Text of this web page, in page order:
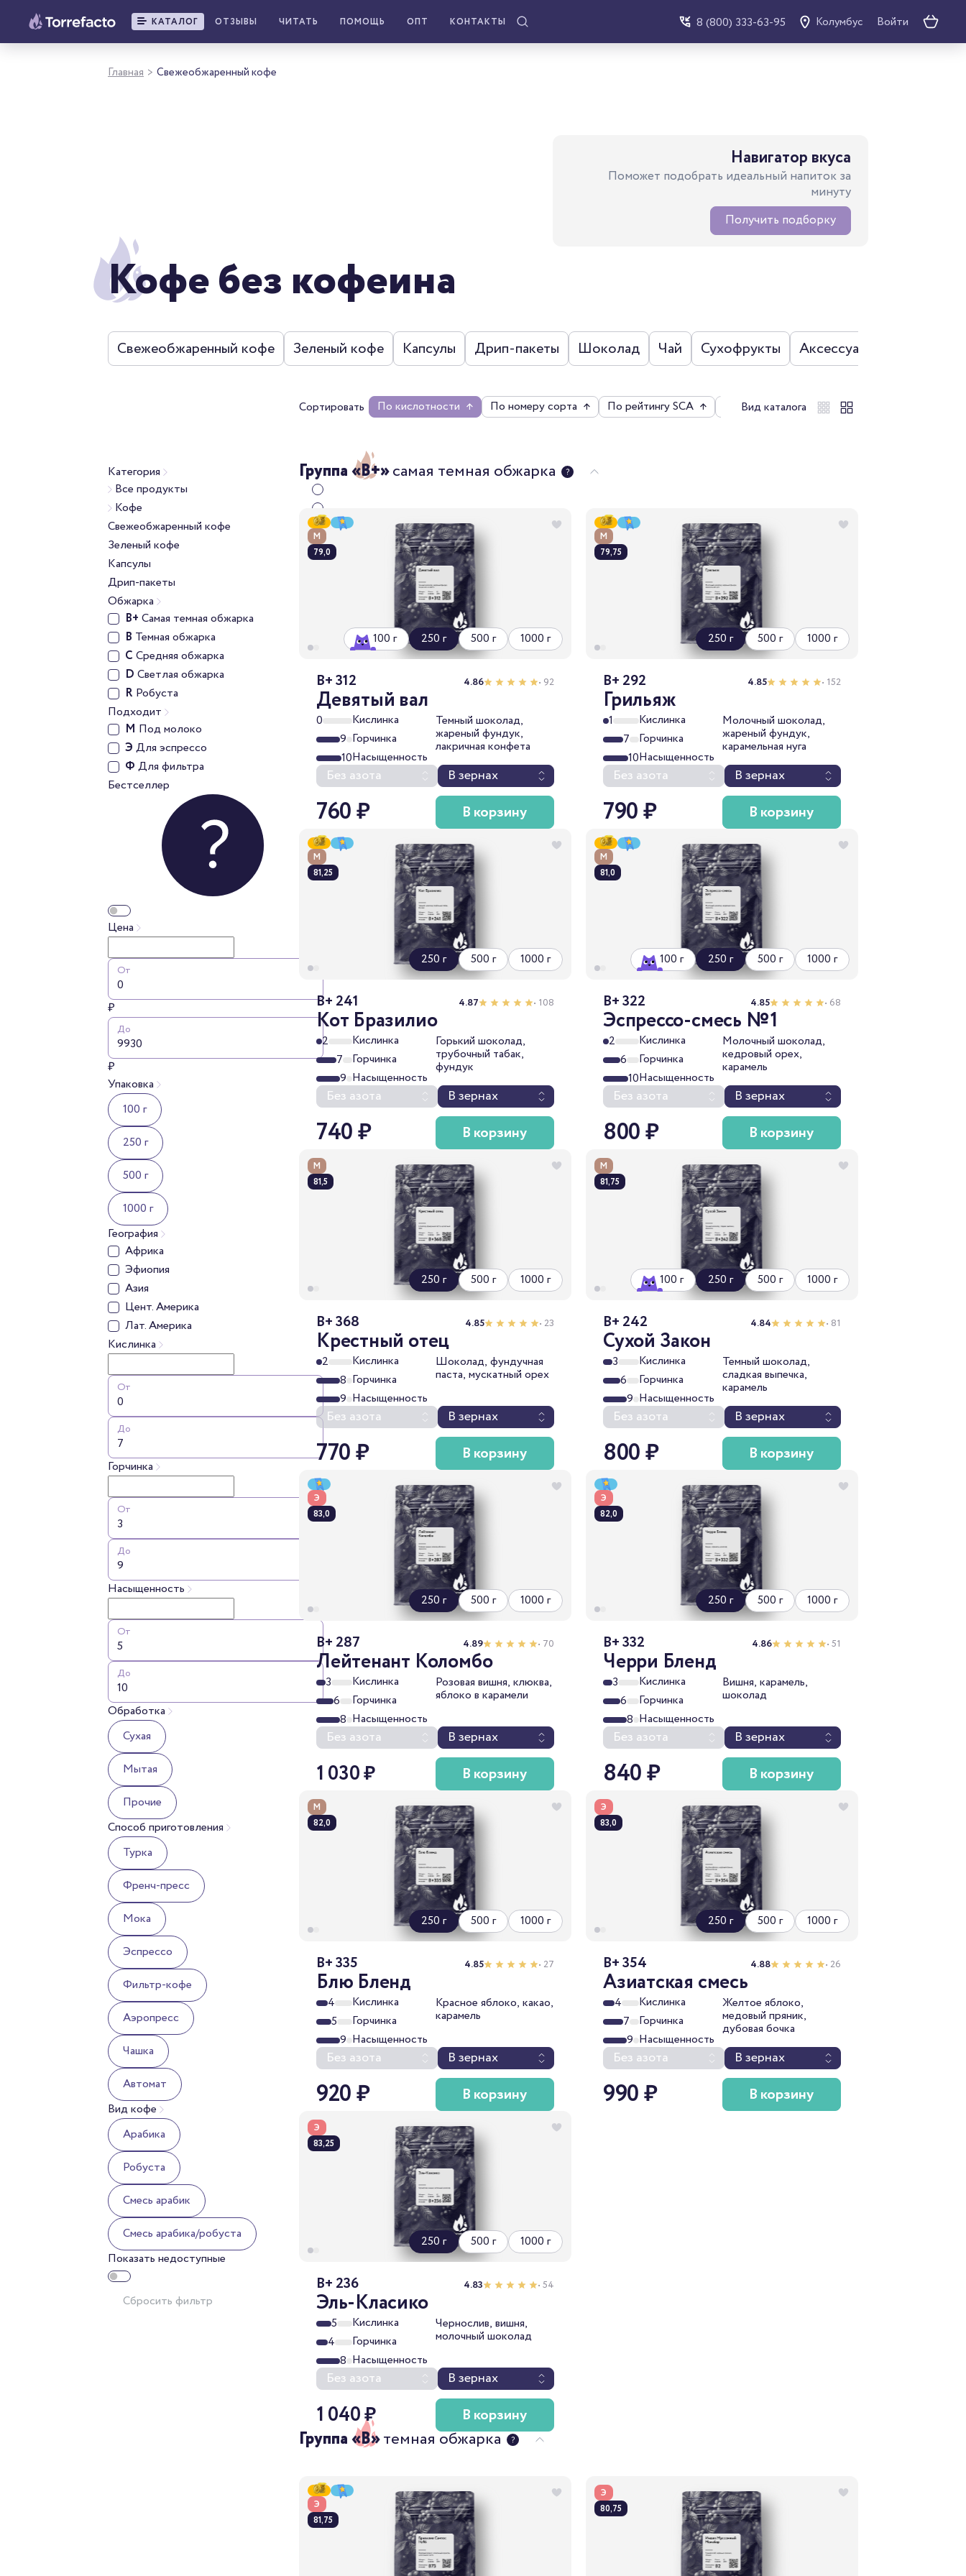
КАТАЛОГ ОТЗЫВЫ ЧИТАТЬ ПОМОЩЬ ОПТ КОНТАКТЫ 8 (800) 333-63-95 Колумбус Войти
Главная > Свежеобжаренный кофе
Навигатор вкуса
Поможет подобрать идеальный напиток за
минуту
Получить подборку
Кофе без кофеина
Свежеобжаренный кофе Зеленый кофе Капсулы Дрип-пакеты Шоколад Чай Сухофрукты Аксессуары
Сортировать По кислотности ↑ По номеру сорта ↑ По рейтингу SCA ↑ По цене ↑ По рейтингу
Вид каталога
Категория
Все продукты
Кофе
Свежеобжаренный кофе
Зеленый кофе
Капсулы
Дрип-пакеты
Обжарка
B+ Самая темная обжарка
B Темная обжарка
C Средняя обжарка
D Светлая обжарка
R Робуста
Подходит
М Под молоко
Э Для эспрессо
Ф Для фильтра
Бестселлер
Цена
От
₽
До
₽
Упаковка
100 г
250 г
500 г
1000 г
География
Африка
Эфиопия
Азия
Цент. Америка
Лат. Америка
Кислинка
От
До
Горчинка
От
До
Насыщенность
От
До
Обработка
Сухая
Мытая
Прочие
Способ приготовления
Турка
Френч-пресс
Мока
Эспрессо
Фильтр-кофе
Аэропресс
Чашка
Автомат
Вид кофе
Арабика
Робуста
Смесь арабик
Cмесь арабика/робуста
Показать недоступные
Сбросить фильтр
Группа «B+»самая темная обжарка
М
79,0
100 г 250 г 500 г 1000 г
B+ 312 4.86 • 92
Девятый вал
0
Кислинка
9 Горчинка
10Насыщенность
Темный шоколад,
жареный фундук,
лакричная конфета
Без азота В зернах
760 ₽ В корзину
М
79,75
250 г 500 г 1000 г
B+ 292 4.85 • 152
Грильяж
1
Кислинка
7
Горчинка
10Насыщенность
Молочный шоколад,
жареный фундук,
карамельная нуга
Без азота В зернах
790 ₽ В корзину
М
81,25
250 г 500 г 1000 г
B+ 241 4.87 • 108
Кот Бразилио
2
Кислинка
7
Горчинка
9 Насыщенность
Горький шоколад,
трубочный табак,
фундук
Без азота В зернах
740 ₽ В корзину
М
81,0
100 г 250 г 500 г 1000 г
B+ 322 4.85 • 68
Эспрессо-смесь №1
2
Кислинка
6
Горчинка
10Насыщенность
Молочный шоколад,
кедровый орех,
карамель
Без азота В зернах
800 ₽ В корзину
М
81,5
250 г 500 г 1000 г
B+ 368 4.85 • 23
Крестный отец
2
Кислинка
8 Горчинка
9 Насыщенность
Шоколад, фундучная
паста, мускатный орех
Без азота В зернах
770 ₽ В корзину
М
81,75
100 г 250 г 500 г 1000 г
B+ 242 4.84 • 81
Сухой Закон
3
Кислинка
6
Горчинка
9 Насыщенность
Темный шоколад,
сладкая выпечка,
карамель
Без азота В зернах
800 ₽ В корзину
Э
83,0
250 г 500 г 1000 г
B+ 287 4.89 • 70
Лейтенант Коломбо
3
Кислинка
6
Горчинка
8 Насыщенность
Розовая вишня, клюква,
яблоко в карамели
Без азота В зернах
1 030 ₽ В корзину
Э
82,0
250 г 500 г 1000 г
B+ 332 4.86 • 51
Черри Бленд
3
Кислинка
6
Горчинка
8 Насыщенность
Вишня, карамель,
шоколад
Без азота В зернах
840 ₽ В корзину
М
82,0
250 г 500 г 1000 г
B+ 335 4.85 • 27
Блю Бленд
4
Кислинка
5
Горчинка
9 Насыщенность
Красное яблоко, какао,
карамель
Без азота В зернах
920 ₽ В корзину
Э
83,0
250 г 500 г 1000 г
B+ 354 4.88 • 26
Азиатская смесь
4
Кислинка
7
Горчинка
9 Насыщенность
Желтое яблоко,
медовый пряник,
дубовая бочка
Без азота В зернах
990 ₽ В корзину
Э
83,25
250 г 500 г 1000 г
B+ 236 4.83 • 54
Эль-Класико
5
Кислинка
4
Горчинка
8 Насыщенность
Чернослив, вишня,
молочный шоколад
Без азота В зернах
1 040 ₽ В корзину
Группа «B»темная обжарка
Э
81,75
Э
80,75